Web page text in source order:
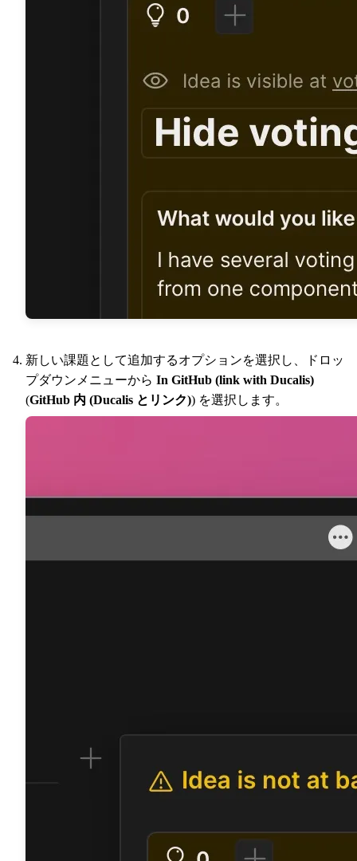
新しい課題として追加するオプションを選択し、ドロッ
プダウンメニューから In GitHub (link with Ducalis)
(GitHub 内 (Ducalis とリンク)) を選択します。